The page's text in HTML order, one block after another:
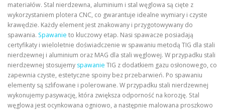
materiałów. Stal nierdzewna, aluminium i stal węglowa są cięte z
wykorzystaniem plotera CNC, co gwarantuje idealne wymiary i czyste
krawędzie. Każdy element jest znakowany i przygotowywany do
spawania. Spawanie to kluczowy etap. Nasi spawacze posiadają
certyfikaty i wieloletnie doświadczenie w spawaniu metodą TIG dla stali
nierdzewnej i aluminium oraz MAG dla stali węglowej. W przypadku stali
nierdzewnej stosujemy spawanie TIG z dodatkiem gazu osłonowego, co
zapewnia czyste, estetyczne spoiny bez przebarwień. Po spawaniu
elementy są szlifowane i polerowane. W przypadku stali nierdzewnej
wykonujemy pasywację, która zwiększa odporność na korozję. Stal
węglowa jest ocynkowana ogniowo, a następnie malowana proszkowo